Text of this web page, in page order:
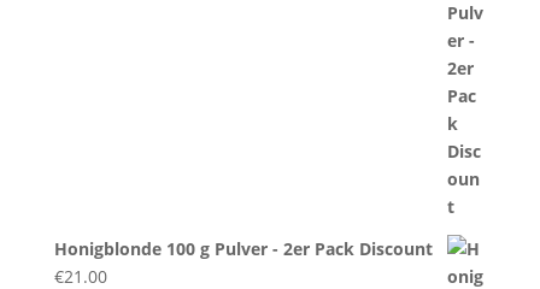
Honigblonde 100 g Pulver - 2er Pack Discount
€21.00